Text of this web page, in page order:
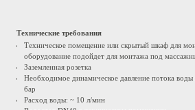
Технические требования
Техническое помещение или скрытый шкаф для
оборудование подойдет для монтажа под
Заземленная розетка
Необходимое динамическое давление потока
бар
Расход воды: ~ 10 л/мин